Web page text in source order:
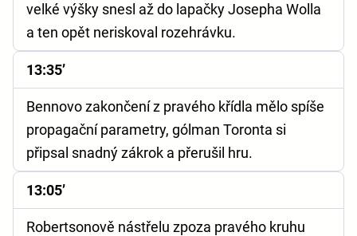
velké výšky snesl až do lapačky Josepha Wolla
a ten opět neriskoval rozehrávku.
13:35’
Bennovo zakončení z pravého křídla mělo spíše
propagační parametry, gólman Toronta si
připsal snadný zákrok a přerušil hru.
13:05’
Robertsonově nástřelu zpoza pravého kruhu